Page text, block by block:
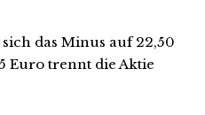
das Minus auf 22,50
Euro trennt die Aktie